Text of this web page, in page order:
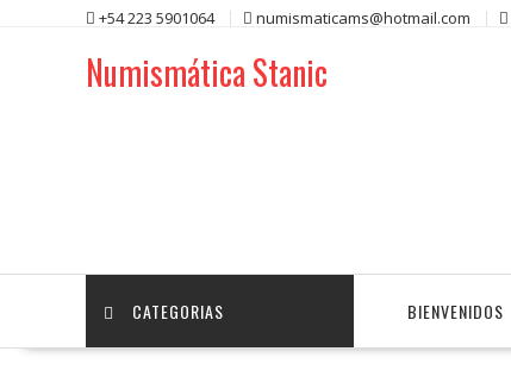
+54 223 5901064 numismaticams@hotmail.com
Numismática Stanic
CATEGORIAS BIENVENIDOS